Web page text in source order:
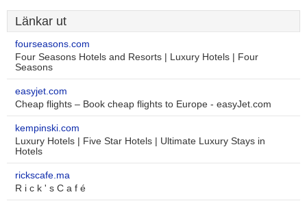
Länkar ut
fourseasons.com
Four Seasons Hotels and Resorts | Luxury Hotels | Four
Seasons
easyjet.com
Cheap flights – Book cheap flights to Europe - easyJet.com
kempinski.com
Luxury Hotels | Five Star Hotels | Ultimate Luxury Stays in
Hotels
rickscafe.ma
R i c k ' s C a f é